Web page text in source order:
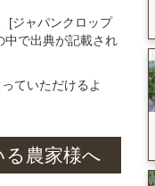
[ジャパンクロップ
中で出典が記載され
ていただけるよ
る 農家様へ